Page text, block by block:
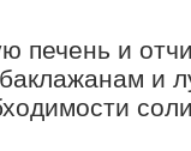
печень и
и